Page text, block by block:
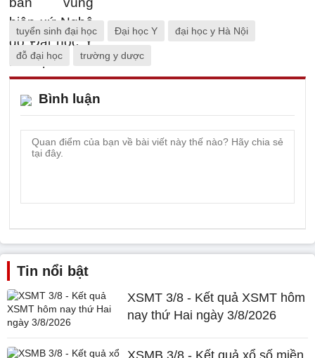
tuyển sinh đại học Đại học Y đại học y Hà Nội
đỗ đại học trường y dược
Bình luận
Tin nổi bật
XSMT 3/8 - Kết quả XSMT hôm
nay thứ Hai ngày 3/8/2026
XSMB 3/8 - Kết quả xổ số miền